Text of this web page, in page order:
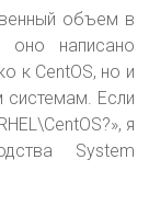
объем в
оно написано
к CentOS, но и
системам. Если
я
System